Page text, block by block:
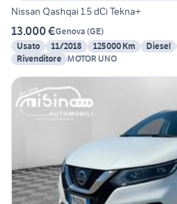
Nissan Qashqai 1.5 dCi Tekna+
13.000 €Genova (GE)
Usato
11/2018 125000 Km Diesel
Rivenditore MOTOR UNO